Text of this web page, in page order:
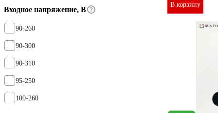
Входное напряжение, В
90-260
90-300
90-310
95-250
100-260
В корзину